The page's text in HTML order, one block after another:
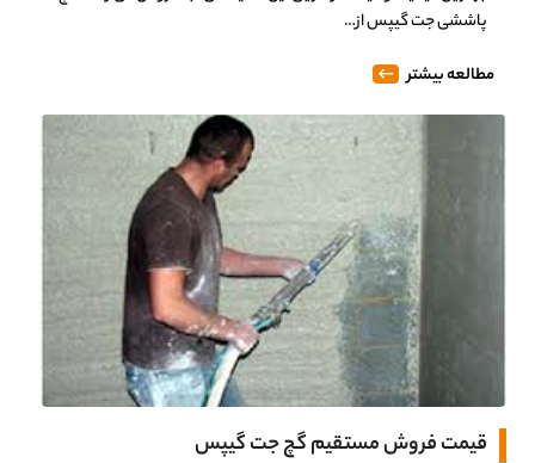
پاششی جت گیپس از…
مطالعه بیشتر
قیمت فروش مستقیم گچ جت گیپس